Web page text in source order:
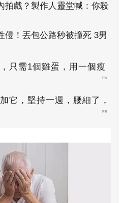
拍戲？製作人靈堂喊：你殺
侵！丟包公路秒被撞死 3男
只需1個雞蛋，用一個瘦
PR
它，堅持一週，腰細了，
PR